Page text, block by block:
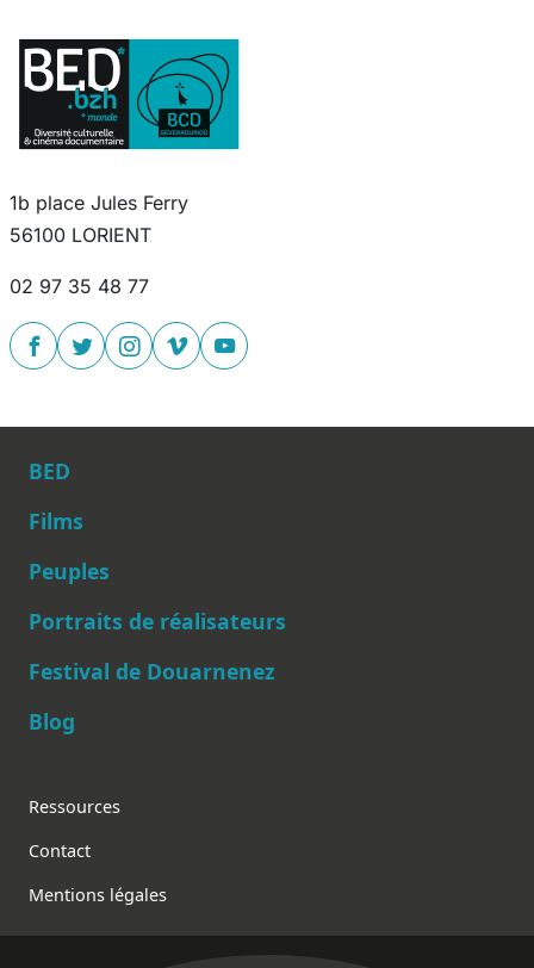
1b place Jules Ferry
56100 LORIENT
02 97 35 48 77
Main navigation
BED
Films
Peuples
Portraits de réalisateurs
Festival de Douarnenez
Blog
Footer
Ressources
Contact
Mentions légales